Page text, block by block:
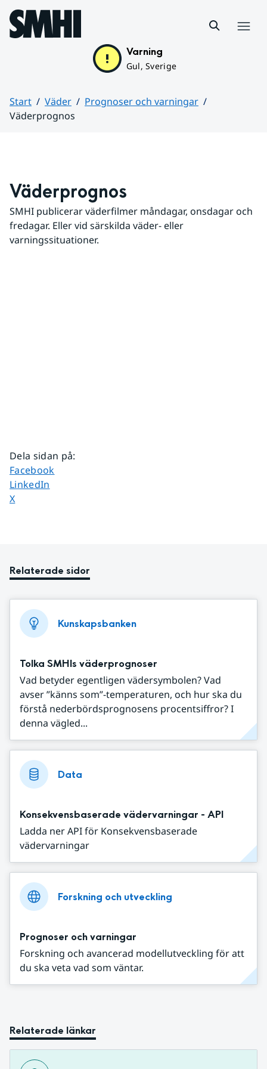
Hoppa till sidans innehåll
Varning
Gul, Sverige
Start Väder
Prognoser och varningar
Väderprognos
Väderprognos
SMHI publicerar väderfilmer måndagar, onsdagar och
fredagar. Eller vid särskilda väder- eller
varningssituationer.
Dela sidan på:
Dela sidan på
Facebook
Dela sidan på
LinkedIn
Dela sidan på
X
Relaterade sidor
Kunskapsbanken
Tolka SMHIs väderprognoser
Vad betyder egentligen vädersymbolen? Vad
avser ”känns som”-temperaturen, och hur ska du
förstå nederbördsprognosens procentsiffror? I
denna vägled...
Data
Konsekvensbaserade vädervarningar - API
Ladda ner API för Konsekvensbaserade
vädervarningar
Forskning och utveckling
Prognoser och varningar
Forskning och avancerad modellutveckling för att
du ska veta vad som väntar.
Relaterade länkar